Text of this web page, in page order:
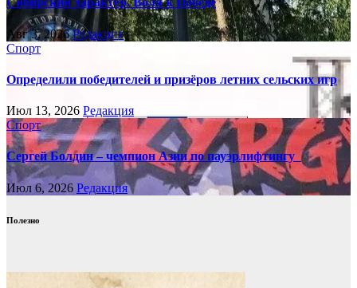
Авг 3, 2026Редакция
Спорт
Определили победителей и призёров летних сельских игр
Июл 13, 2026 Редакция
Спорт
Сергей Болдин – чемпион Азии по пауэрлифтингу
Июл 6, 2026 Редакция
Полезно